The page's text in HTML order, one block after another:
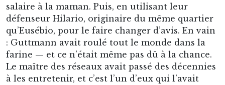
salaire à la maman. Puis, en utilisant leur
défenseur Hilario, originaire du même quartier
qu’Eusébio, pour le faire changer d’avis. En vain
: Guttmann avait roulé tout le monde dans la
farine — et ce n’était même pas dû à la chance.
Le maître des réseaux avait passé des décennies
à les entretenir, et c’est l’un d’eux qui l’avait